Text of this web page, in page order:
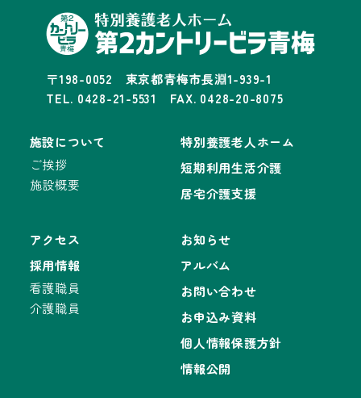
〒198-0052 東京都青梅市長淵1-939-1
TEL. 0428-21-5531 FAX. 0428-20-8075
施設について
ご挨拶
施設概要
特別養護老人ホーム
短期利用生活介護
居宅介護支援
アクセス
採用情報
看護職員
介護職員
お知らせ
アルバム
お問い合わせ
お申込み資料
個人情報保護方針
情報公開